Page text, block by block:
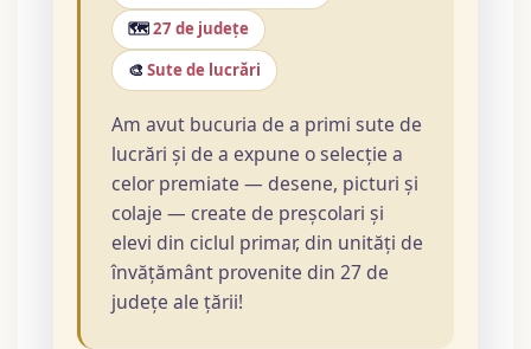
🗺️27 de județe
🎨 Sute de lucrări
Am avut bucuria de a primi sute de
lucrări și de a expune o selecție a
celor premiate — desene, picturi și
colaje — create de preșcolari și
elevi din ciclul primar, din unități de
învățământ provenite din 27 de
județe ale țării!